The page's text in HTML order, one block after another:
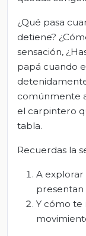
¿Qué pasa
detiene?
sensación,
papá cuando
comúnmente
el carpintero
tabla.
Recuerdas la
A explorar
presentan
Y cómo te